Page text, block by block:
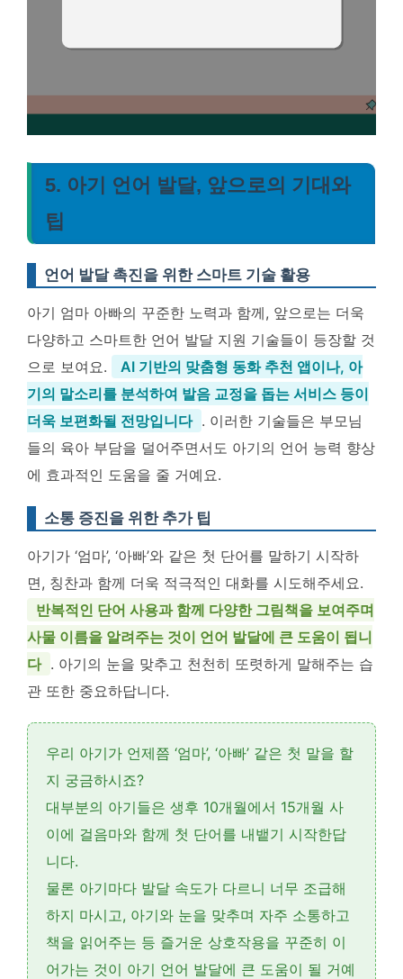
5. 아기 언어 발달, 앞으로의 기대와
팁
언어 발달 촉진을 위한 스마트 기술 활용
아기 엄마 아빠의 꾸준한 노력과 함께, 앞으로는 더욱
다양하고 스마트한 언어 발달 지원 기술들이 등장할 것
으로 보여요.
AI 기반의 맞춤형 동화 추천 앱이나, 아
기의 말소리를 분석하여 발음 교정을 돕는 서비스 등이
더욱 보편화될 전망입니다 . 이러한 기술들은 부모님
들의 육아 부담을 덜어주면서도 아기의 언어 능력 향상
에 효과적인 도움을 줄 거예요.
소통 증진을 위한 추가 팁
아기가 ‘엄마’, ‘아빠’와 같은 첫 단어를 말하기 시작하
면, 칭찬과 함께 더욱 적극적인 대화를 시도해주세요.
반복적인 단어 사용과 함께 다양한 그림책을 보여주며
사물 이름을 알려주는 것이 언어 발달에 큰 도움이 됩니
다 . 아기의 눈을 맞추고 천천히 또렷하게 말해주는 습
관 또한 중요하답니다.
우리 아기가 언제쯤 ‘엄마’, ‘아빠’ 같은 첫 말을 할
지 궁금하시죠?
대부분의 아기들은 생후 10개월에서 15개월 사
이에 걸음마와 함께 첫 단어를 내뱉기 시작한답
니다.
물론 아기마다 발달 속도가 다르니 너무 조급해
하지 마시고, 아기와 눈을 맞추며 자주 소통하고
책을 읽어주는 등 즐거운 상호작용을 꾸준히 이
어가는 것이 아기 언어 발달에 큰 도움이 될 거예